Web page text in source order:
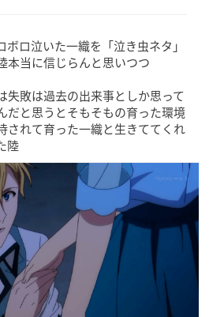
ロ泣いた一織を「泣き虫ネタ」
本当に信じらんと思いつつ
失敗は過去の出来事としか思って
だと思うとそもそもの育った環境
されて育った一織と生きててくれ
陸